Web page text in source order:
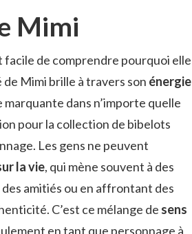
Mimi
facile de comprendre pourquoi elle
Mimi brille à travers son énergie
dans n’importe quelle
pour la collection de bibelots
Les gens ne peuvent
la vie, qui mène souvent à des
amitiés ou en affrontant des
C’est ce mélange de sens
en tant que personnage à